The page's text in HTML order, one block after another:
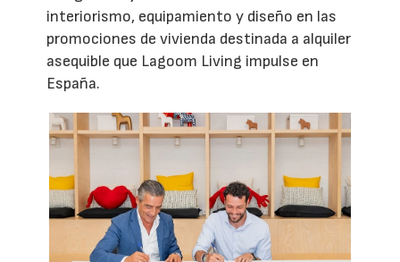
interiorismo, equipamiento y diseño en las
promociones de vivienda destinada a alquiler
asequible que Lagoom Living impulse en
España.